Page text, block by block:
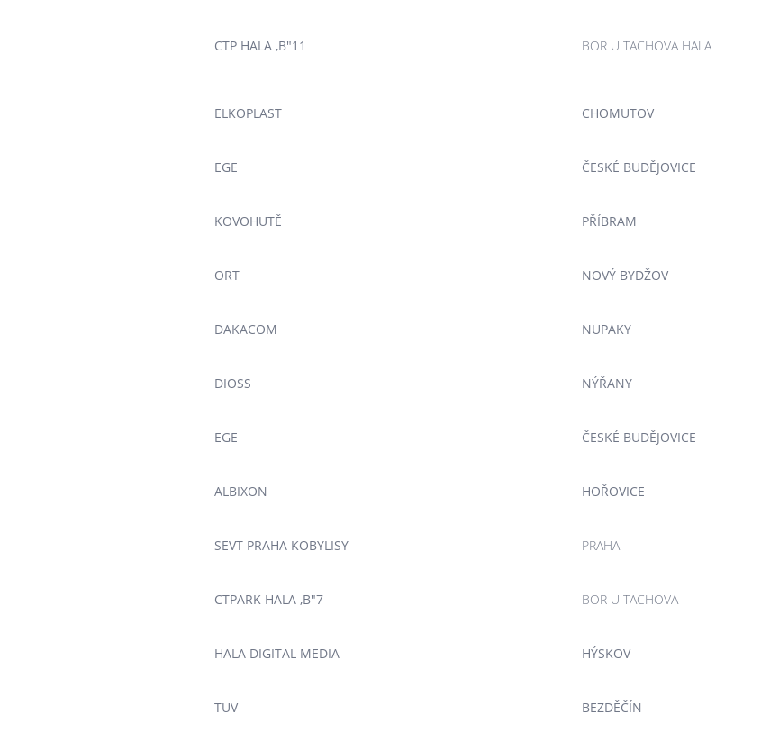
CTP HALA ,B"11 BOR U TACHOVA HALA
ELKOPLAST CHOMUTOV
EGE ČESKÉ BUDĚJOVICE
KOVOHUTĚ PŘÍBRAM
ORT NOVÝ BYDŽOV
DAKACOM NUPAKY
DIOSS NÝŘANY
EGE ČESKÉ BUDĚJOVICE
ALBIXON HOŘOVICE
SEVT PRAHA KOBYLISY PRAHA
CTPARK HALA ,B"7 BOR U TACHOVA
HALA DIGITAL MEDIA HÝSKOV
TUV BEZDĚČÍN